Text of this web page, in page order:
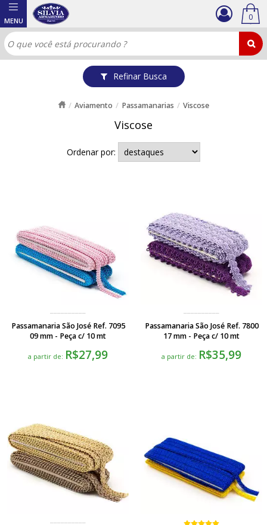
Refinar Busca
0
Aviamento Passamanarias Viscose
Viscose
Ordenar por:
Passamanaria São José Ref. 7095
09 mm - Peça c/ 10 mt
a partir de: R$27,99
Passamanaria São José Ref. 7800
17 mm - Peça c/ 10 mt
a partir de: R$35,99